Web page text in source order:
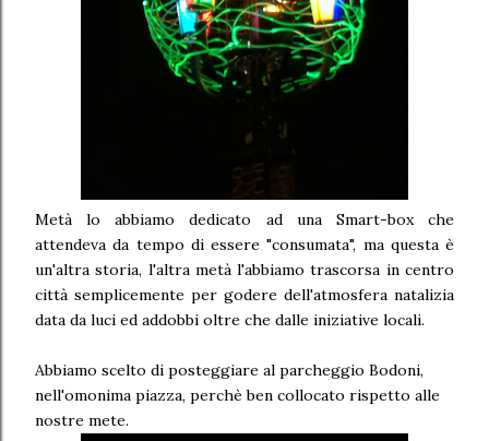
Metà lo abbiamo dedicato ad una Smart-box che
attendeva da tempo di essere "consumata", ma questa è
un'altra storia, l'altra metà l'abbiamo trascorsa in centro
città semplicemente per godere dell'atmosfera natalizia
data da luci ed addobbi oltre che dalle iniziative locali.
Abbiamo scelto di posteggiare al parcheggio Bodoni,
nell'omonima piazza, perchè ben collocato rispetto alle
nostre mete.